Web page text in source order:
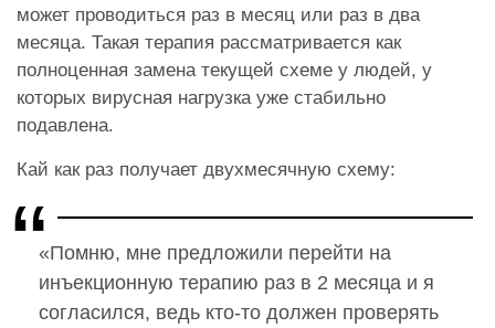
может проводиться раз в месяц или раз в два
месяца. Такая терапия рассматривается как
полноценная замена текущей схеме у людей, у
которых вирусная нагрузка уже стабильно
подавлена.
Кай как раз получает двухмесячную схему:
«Помню, мне предложили перейти на
инъекционную терапию раз в 2 месяца и я
согласился, ведь кто-то должен проверять